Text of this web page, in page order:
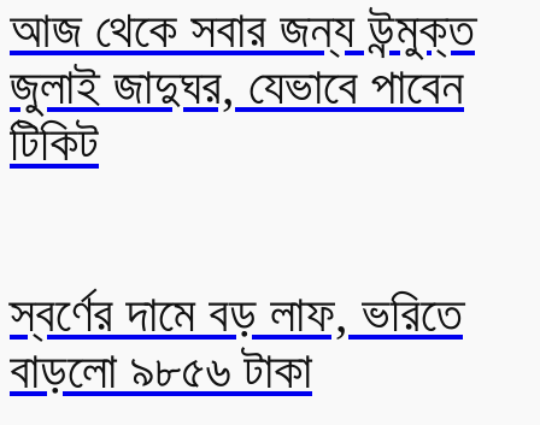
আজ থেকে সবার জন্য উন্মুক্ত
জুলাই জাদুঘর, যেভাবে পাবেন
টিকিট
স্বর্ণের দামে বড় লাফ, ভরিতে
বাড়লো ৯৮৫৬ টাকা